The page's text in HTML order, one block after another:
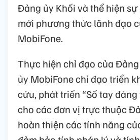
Đảng ủy Khối và thể hiện
mới phương thức lãnh đạo
MobiFone.
Thực hiện chỉ đạo của
ủy MobiFone chỉ đạo triển
cứu, phát triển “Sổ tay
cho các đơn vị trực thuộc
hoàn thiện các tính năng